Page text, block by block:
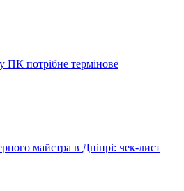
ПК потрібне термінове
майстра в Дніпрі: чек-лист